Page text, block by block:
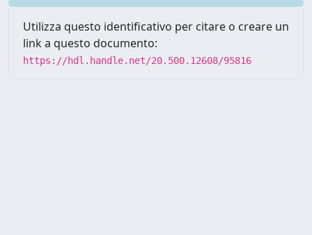
Utilizza questo identificativo per citare o creare un
link a questo documento:
https://hdl.handle.net/20.500.12608/95816